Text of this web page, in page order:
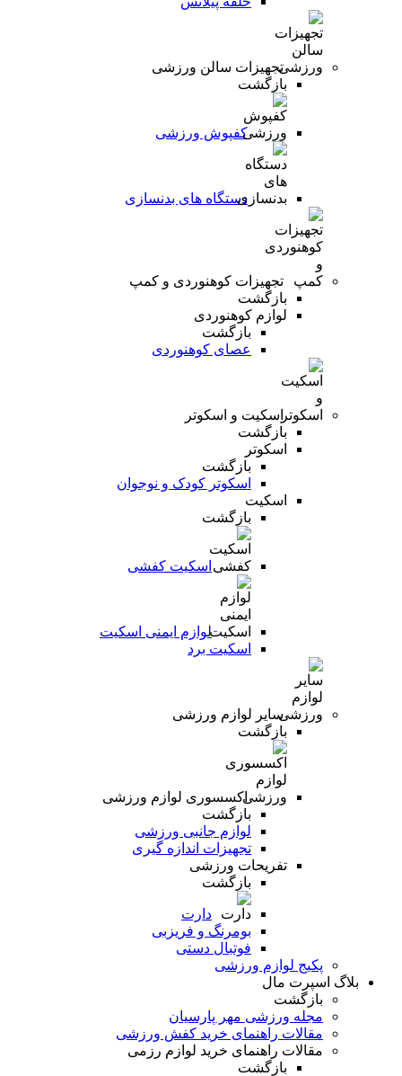
تجهیزات سالن ورزشی
بازگشت
کفپوش ورزشی
دستگاه های بدنسازی
تجهیزات کوهنوردی و کمپ
بازگشت
لوازم کوهنوردی
بازگشت
عصای کوهنوردی
اسکیت و اسکوتر
بازگشت
اسکوتر
بازگشت
اسکوتر کودک و نوجوان
اسکیت
بازگشت
اسکیت کفشی
لوازم ایمنی اسکیت
اسکیت برد
سایر لوازم ورزشی
بازگشت
اکسسوری لوازم ورزشی
بازگشت
لوازم جانبی ورزشی
تجهیزات اندازه گیری
تفریحات ورزشی
بازگشت
دارت
بومرنگ و فریزبی
فوتبال دستی
پکیج لوازم ورزشی
بلاگ اسپرت مال
بازگشت
مجله ورزشی مهر پارسیان
مقالات راهنمای خرید کفش ورزشی
مقالات راهنمای خرید لوازم رزمی
بازگشت